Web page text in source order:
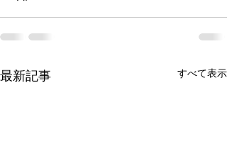
最新記事 すべて表示